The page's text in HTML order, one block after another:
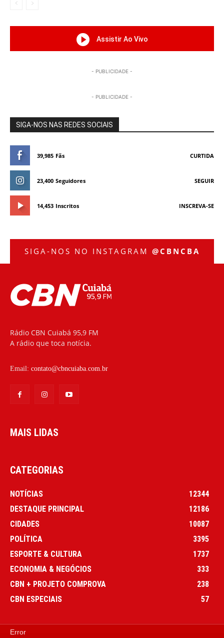
Assistir Ao Vivo
- PUBLICIDADE -
- PUBLICIDADE -
SIGA-NOS NAS REDES SOCIAIS
39,985 Fãs CURTIDA
23,400 Seguidores SEGUIR
14,453 Inscritos INSCREVA-SE
Error
SIGA-NOS NO INSTAGRAM @CBNCBA
Rádio CBN Cuiabá 95,9 FM
A rádio que toca notícia.
Email: contato@cbncuiaba.com.br
MAIS LIDAS
CATEGORIAS
NOTÍCIAS
12344
DESTAQUE PRINCIPAL
12186
CIDADES
10087
POLÍTICA
3395
ESPORTE & CULTURA
1737
ECONOMIA & NEGÓCIOS
333
CBN + PROJETO COMPROVA
238
CBN ESPECIAIS
57